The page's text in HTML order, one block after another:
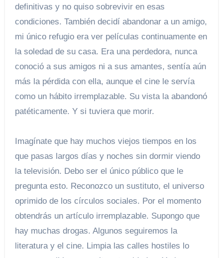
definitivas y no quiso sobrevivir en esas
condiciones. También decidí abandonar a un amigo,
mi único refugio era ver películas continuamente en
la soledad de su casa. Era una perdedora, nunca
conoció a sus amigos ni a sus amantes, sentía aún
más la pérdida con ella, aunque el cine le servía
como un hábito irremplazable. Su vista la abandonó
patéticamente. Y si tuviera que morir.
Imagínate que hay muchos viejos tiempos en los
que pasas largos días y noches sin dormir viendo
la televisión. Debo ser el único público que le
pregunta esto. Reconozco un sustituto, el universo
oprimido de los círculos sociales. Por el momento
obtendrás un artículo irremplazable. Supongo que
hay muchas drogas. Algunos seguiremos la
literatura y el cine. Limpia las calles hostiles lo